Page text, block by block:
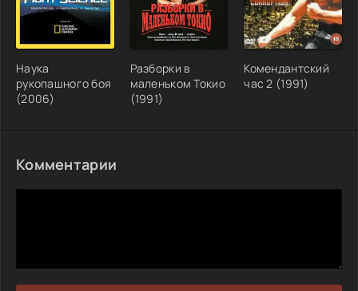
Наука
рукопашного боя
(2006)
Разборки в
маленьком Токио
(1991)
Комендантский
час 2 (1991)
Комментарии